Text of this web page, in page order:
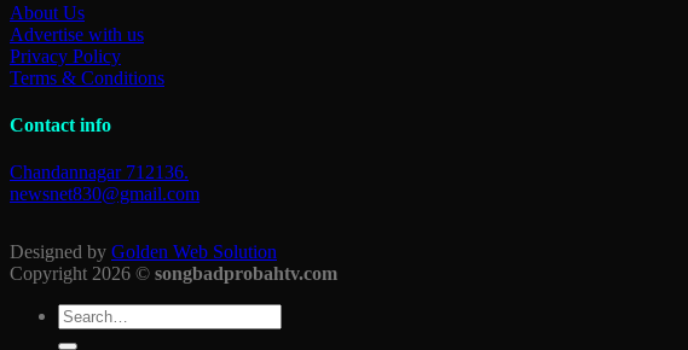
About Us
Advertise with us
Privacy Policy
Terms & Conditions
Contact info
Chandannagar 712136.
newsnet830@gmail.com
Designed by Golden Web Solution
Copyright 2026 © songbadprobahtv.com